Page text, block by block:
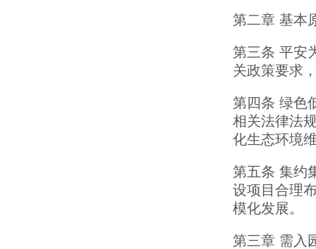
第二章 基本
第三条 平安
关政策要求
第四条 绿色
相关法律法
化生态环境
第五条 集约
设项目合理
模化发展。
第三章 需入